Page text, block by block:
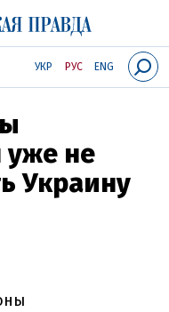
УКР РУС ENG
уже не
Украину